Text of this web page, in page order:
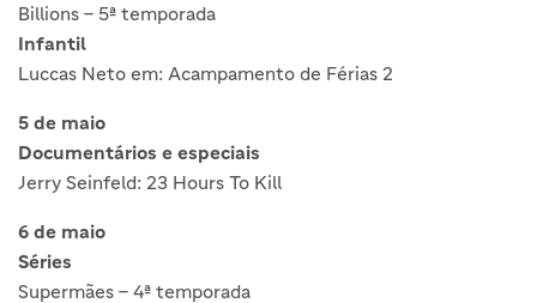
Billions – 5ª temporada
Infantil
Luccas Neto em: Acampamento de Férias 2
5 de maio
Documentários e especiais
Jerry Seinfeld: 23 Hours To Kill
6 de maio
Séries
Supermães – 4ª temporada